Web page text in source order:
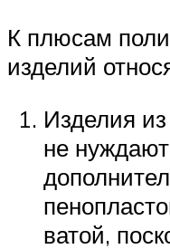
К плюсам
изделий
Изделия
не
ватой,